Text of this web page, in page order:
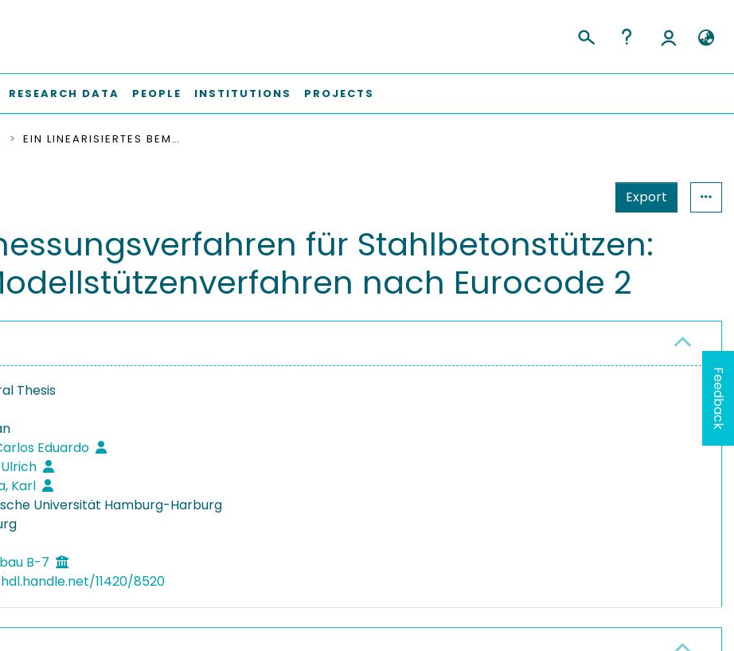
RESEARCH DATA PEOPLE INSTITUTIONS PROJECTS
EIN LINEARISIERTES BEMESSUNGSVERFAHREN FÜR STAHLBETONSTÜTZEN: VERGLEICH MIT DEM MODELLSTÜTZENVERFAHREN NACH EUROCODE 2
Export
für Stahlbetonstützen:
nach Eurocode 2
Thesis
Eduardo
Karl
Universität Hamburg-Harburg
B-7
11420/8520
Feedback